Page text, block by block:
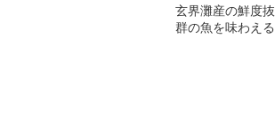
玄界灘産の鮮度抜
群の魚を味わえる